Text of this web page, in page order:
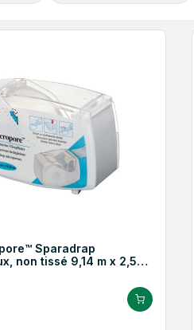
Sparadrap
non tissé 9,14 m x 2,5